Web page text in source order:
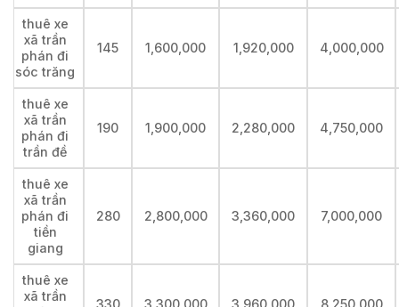
thuê xe
xã trần
phán đi
sóc trăng
145 1,600,000 1,920,000 4,000,000
thuê xe
xã trần
phán đi
trần đề
190 1,900,000 2,280,000 4,750,000
thuê xe
xã trần
phán đi
tiền
giang
280 2,800,000 3,360,000 7,000,000
thuê xe
xã trần
330 3,300,000 3,960,000 8,250,000